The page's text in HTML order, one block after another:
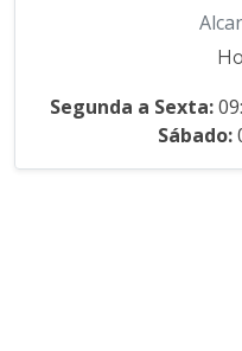
Segunda a Sexta:
Sábado: